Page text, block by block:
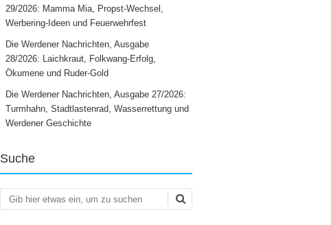
29/2026: Mamma Mia, Propst-Wechsel,
Werbering-Ideen und Feuerwehrfest
Die Werdener Nachrichten, Ausgabe
28/2026: Laichkraut, Folkwang-Erfolg,
Ökumene und Ruder-Gold
Die Werdener Nachrichten, Ausgabe 27/2026:
Turmhahn, Stadtlastenrad, Wasserrettung und
Werdener Geschichte
Suche
Suchen